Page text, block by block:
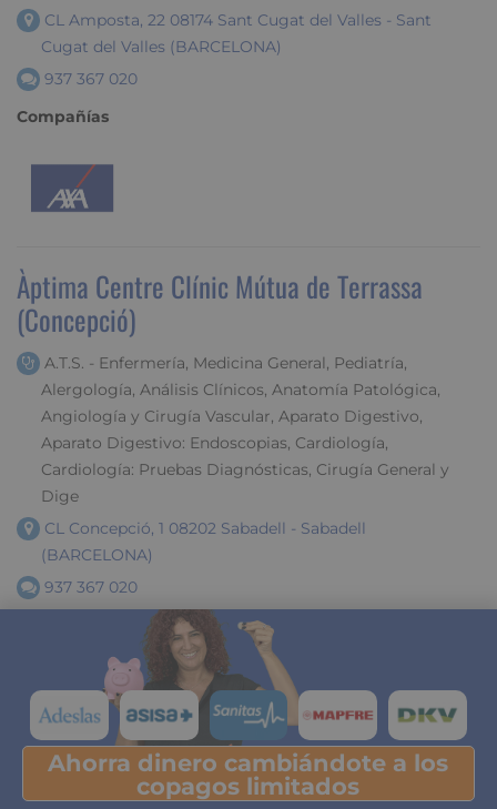
CL Amposta, 22 08174 Sant Cugat del Valles - Sant
Cugat del Valles (BARCELONA)
937 367 020
Compañías
Àptima Centre Clínic Mútua de Terrassa
(Concepció)
A.T.S. - Enfermería, Medicina General, Pediatría,
Alergología, Análisis Clínicos, Anatomía Patológica,
Angiología y Cirugía Vascular, Aparato Digestivo,
Aparato Digestivo: Endoscopias, Cardiología,
Cardiología: Pruebas Diagnósticas, Cirugía General y
Dige
CL Concepció, 1 08202 Sabadell - Sabadell
(BARCELONA)
937 367 020
ARACAB
Ahorra dinero cambiándote a los
copagos limitados
Pulsa y descubre tu ahorro